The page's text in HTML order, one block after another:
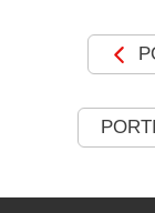
DEVIS &
CONTACT